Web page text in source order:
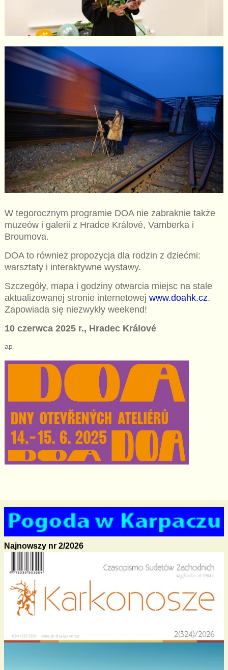
W tegorocznym programie DOA nie zabraknie także
muzeów i galerii z Hradce Králové, Vamberka i
Broumova.
DOA to również propozycja dla rodzin z dziećmi:
warsztaty i interaktywne wystawy.
Szczegóły, mapa i godziny otwarcia miejsc na stale
aktualizowanej stronie internetowej www.doahk.cz.
Zapowiada się niezwykły weekend!
10 czerwca 2025 r., Hradec Králové
ap
Najnowszy nr 2/2026